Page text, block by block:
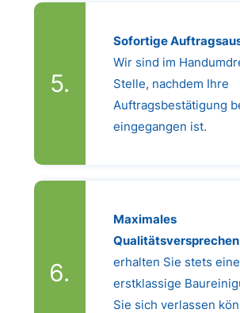
Sofortige
Wir sind im
Stelle, nachdem Ihre
Auftragsbestätigung
eingegangen ist.
Maximales
erhalten Sie stets eine
erstklassige
Sie sich verlassen